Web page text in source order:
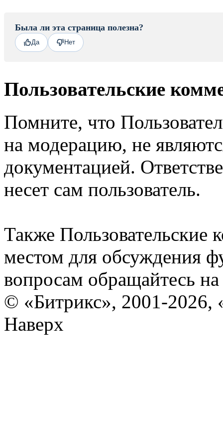
Была ли эта страница полезна?
Да Нет
Пользовательские
Помните, что
на модерацию, не
документацией.
несет сам пользователь.
Также Пользовательские
местом для обсуждения
вопросам обращайтесь
© «Битрикс», 2001-2026,
Наверх